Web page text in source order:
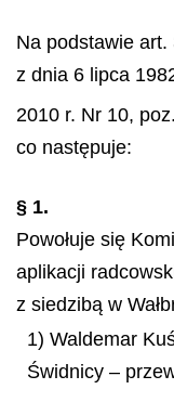
Na podstawie art.
z dnia 6 lipca
2010 r. Nr 10,
co następuje:
§ 1.
Powołuje się
aplikacji
z siedzibą w
1) Waldemar
Świdnicy –